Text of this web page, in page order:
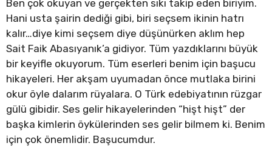
Ben çok okuyan ve gerçekten sıkı takip eden biriyim.
Hani usta şairin dediği gibi, biri seçsem ikinin hatrı
kalır…diye kimi seçsem diye düşünürken aklım hep
Sait Faik Abasıyanık’a gidiyor. Tüm yazdıklarını büyük
bir keyifle okuyorum. Tüm eserleri benim için başucu
hikayeleri. Her akşam uyumadan önce mutlaka birini
okur öyle dalarım rüyalara. O Türk edebiyatının rüzgar
gülü gibidir. Ses gelir hikayelerinden “hişt hişt” der
başka kimlerin öykülerinden ses gelir bilmem ki. Benim
için çok önemlidir. Başucumdur.